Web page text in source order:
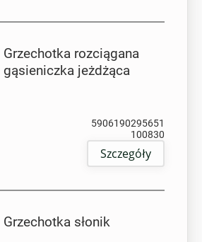
Grzechotka rozciągana
gąsieniczka jeżdżąca
5906190295651
100830
Szczegóły
Grzechotka słonik